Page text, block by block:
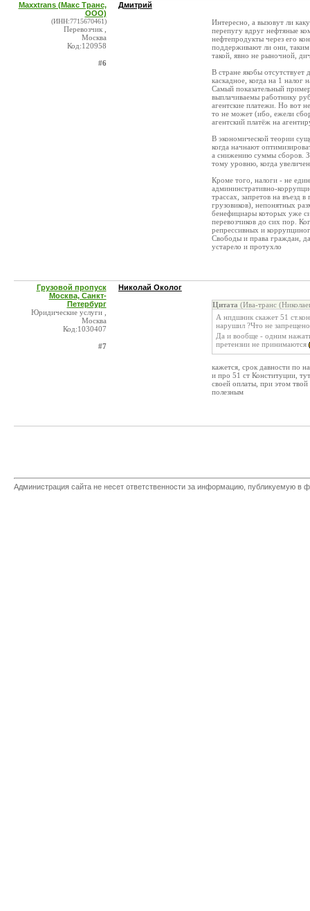
Maxxtrans (Макс Транс,
ООО)
(ИНН:7715670461)
Перевозчик ,
Москва
Код:120958
#6
Дмитрий
Интересно, а вызовут ли
перепугу вдруг нефтяные
нефтепродукты через его
поддерживают ли они,
такой, явно не рыночной,
В стране якобы отсутствует
каскадное, когда на 1 налог
Самый показательный
выплачиваемы работнику
агентские платежи. Но вот
то не может (ибо, ежели
агентский платёж на
В экономической теории
когда начнают
а снижению суммы сборов.
тому уровню, когда
Кроме того, налоги - не
админинстративно-
трассах, запретов на въезд
грузовиков), непонятных
бенефициары которых уже
перевозчиков до сих пор.
репрессивных и
Свободы и права граждан,
устарело и протухло
Грузовой пропуск
Москва, Санкт-
Петербург
Юридические услуги ,
Москва
Код:1030407
#7
Николай Околог
Цитата (Ива-транс
А нпдшник скажет 51
нарушил ?Что не
Да и вообще - одним
претензии не принимаются
кажется, срок давности по
и про 51 ст Конституции,
своей оплаты, при этом
полезным
Администрация сайта не несет ответственности за информацию, публикуемую